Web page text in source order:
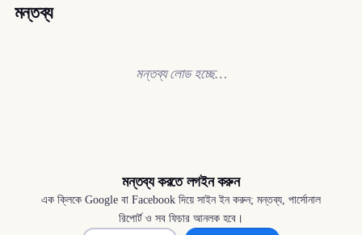
মন্তব্য
মন্তব্য লোড হচ্ছে…
মন্তব্য করতে লগইন করুন
এক ক্লিকে Google বা Facebook দিয়ে সাইন ইন করুন; মন্তব্য, পার্সোনাল
রিপোর্ট ও সব ফিচার আনলক হবে।